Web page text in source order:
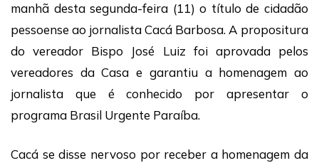
manhã desta segunda-feira (11) o título de cidadão
pessoense ao jornalista Cacá Barbosa. A propositura
do vereador Bispo José Luiz foi aprovada pelos
vereadores da Casa e garantiu a homenagem ao
jornalista que é conhecido por apresentar o
programa Brasil Urgente Paraíba.
Cacá se disse nervoso por receber a homenagem da